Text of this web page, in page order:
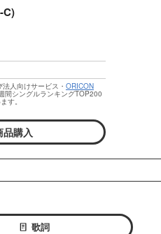
C)
法人向けサービス・ ORICON
間シングルランキングTOP200
す。
品購入
歌詞